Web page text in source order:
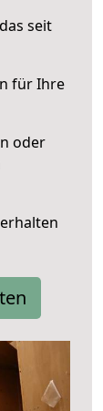
seit
für Ihre
oder